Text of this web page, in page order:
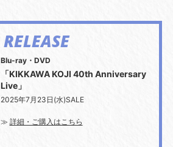
RELEASE
Blu-ray・DVD
「KIKKAWA KOJI 40th Anniversary
Live」
2025年7月23日(水)SALE
≫ 詳細・ご購入はこちら